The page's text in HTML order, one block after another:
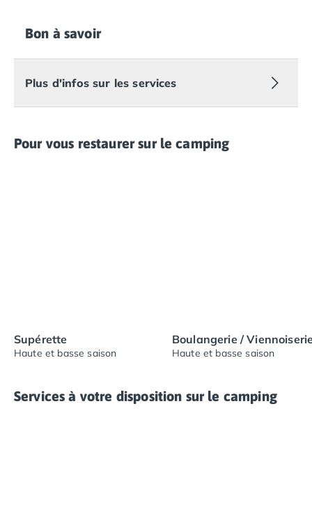
Bon à savoir
Plus d'infos sur les services
Pour vous restaurer sur le camping
Supérette
Haute et basse saison
Boulangerie /
Haute et basse saison
Services à votre disposition sur le camping